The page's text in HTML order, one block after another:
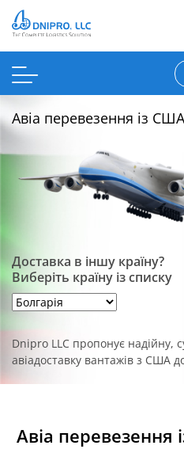
Авіа перевезення із
Доставка в іншу країну?
Виберіть країну із списку
Dnipro LLC пропонує надійну,
авіадоставку вантажів з США
Авіа перевезення